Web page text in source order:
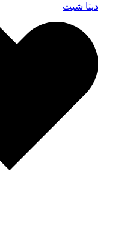
دیتا شیت